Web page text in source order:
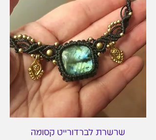
שרשרת לברדורייט קסומה